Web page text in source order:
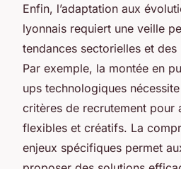
Enfin, l’adaptation aux
lyonnais requiert une veille
tendances sectorielles et
Par exemple, la montée en
ups technologiques
critères de recrutement pour
flexibles et créatifs. La
enjeux spécifiques permet